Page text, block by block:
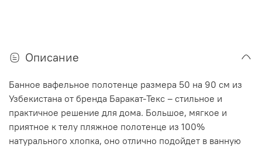
Описание
Банное вафельное полотенце размера 50 на 90 см из
Узбекистана от бренда Баракат-Текс – стильное и
практичное решение для дома. Большое, мягкое и
приятное к телу пляжное полотенце из 100%
натурального хлопка, оно отлично подойдет в ванную